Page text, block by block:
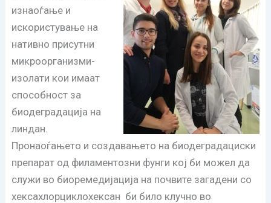
изнаоѓање и
искористување на
нативно присутни
микроорганизми-
изолати кои имаат
способност за
биодеградација на
линдан.
Пронаоѓањето и создавањето на биодеградациски
препарат од филаментозни фунги кој би можел да
служи во биоремедијација на почвите загадени со
хексахлорциклохексан би било клучно во